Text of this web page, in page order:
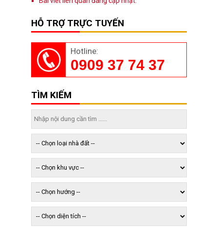
HỖ TRỢ TRỰC TUYẾN
Hotline:
0909 37 74 37
TÌM KIẾM